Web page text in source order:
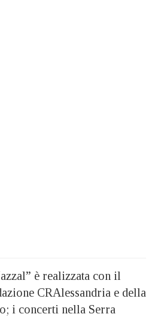
è realizzata con il
CRAlessandria e della
i concerti nella Serra